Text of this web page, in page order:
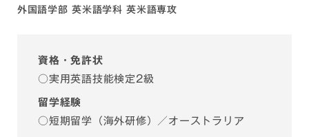
外国語学部 英米語学科 英米語専攻
資格・免許状
○実用英語技能検定2級
留学経験
○短期留学（海外研修）／オーストラリア